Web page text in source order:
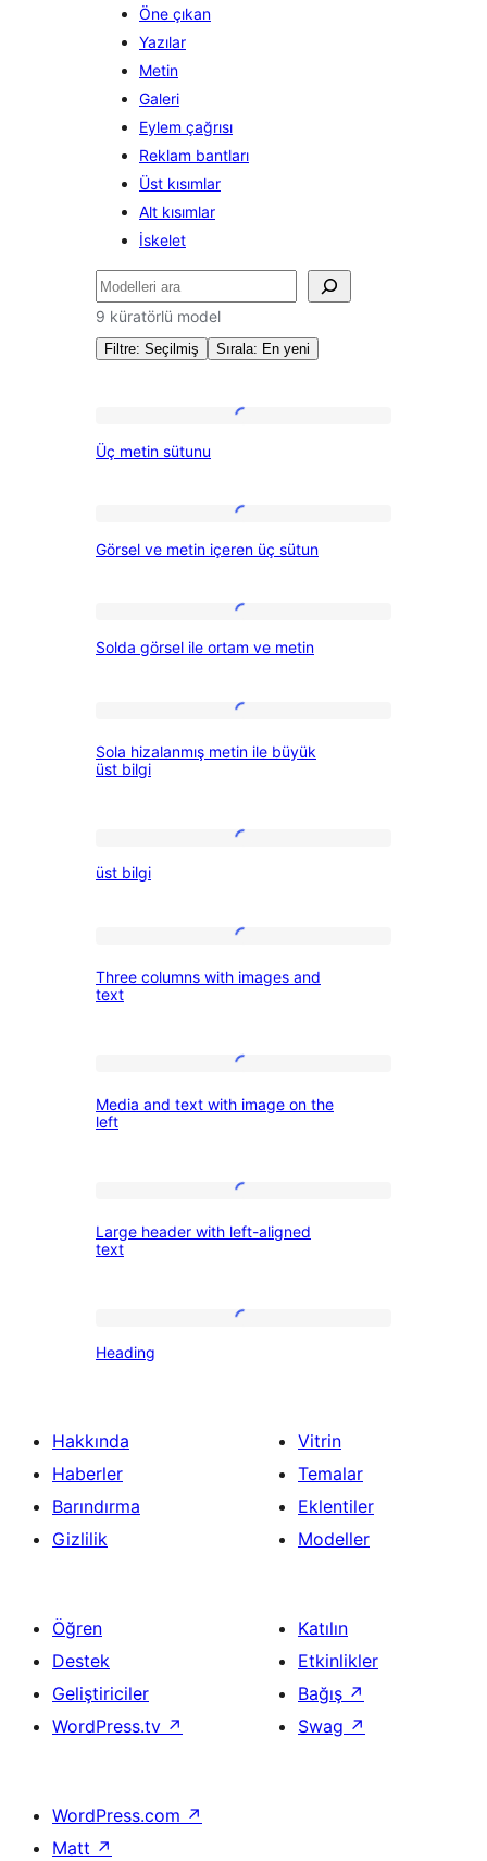
Öne çıkan
Yazılar
Metin
Galeri
Eylem çağrısı
Reklam bantları
Üst kısımlar
Alt kısımlar
İskelet
Ara
9 küratörlü model
Filtre: Seçilmiş Sırala: En yeni
Modeller:
Öne
çıkan
Üç metin sütunu
ve
üç
Görsel ve metin içeren üç sütun
görsel
ve
Solda görsel ile ortam ve metin
hizalanmış
ile
bilgi
Sola hizalanmış metin ile büyük
üst bilgi
üst bilgi
columns
images
text
Three columns with images and
text
and
with
on
left
Media and text with image on the
left
header
left-
Large header with left-aligned
text
Heading
Hakkında
Haberler
Barındırma
Gizlilik
Vitrin
Temalar
Eklentiler
Modeller
Öğren
Destek
Geliştiriciler
WordPress.tv ↗
Katılın
Etkinlikler
Bağış ↗
Swag ↗
WordPress.com ↗
Matt ↗